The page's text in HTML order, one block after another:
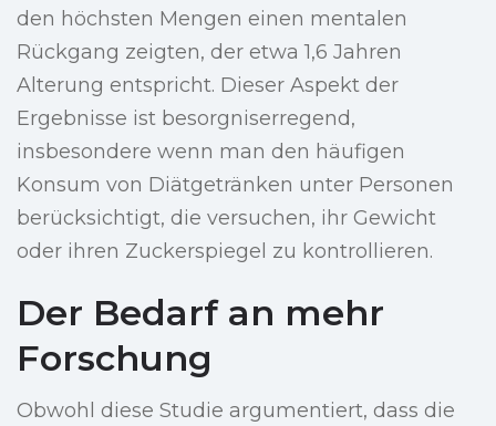
den höchsten Mengen einen mentalen
Rückgang zeigten, der etwa 1,6 Jahren
Alterung entspricht. Dieser Aspekt der
Ergebnisse ist besorgniserregend,
insbesondere wenn man den häufigen
Konsum von Diätgetränken unter Personen
berücksichtigt, die versuchen, ihr Gewicht
oder ihren Zuckerspiegel zu kontrollieren.
Der Bedarf an mehr
Forschung
Obwohl diese Studie argumentiert, dass die